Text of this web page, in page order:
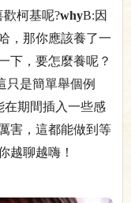
基呢?whyB:因
，那你應該養了一
要怎麼養呢？
是簡單舉個例
在期間插入一些感
害，這都能做到等
越聊越嗨！